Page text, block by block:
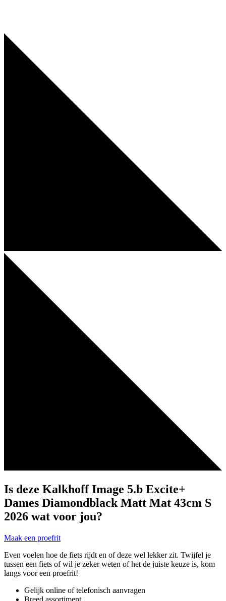
Is deze Kalkhoff Image 5.b Excite+
Dames Diamondblack Matt Mat 43cm S
2026 wat voor jou?
Maak een proefrit
Even voelen hoe de fiets rijdt en of deze wel lekker zit. Twijfel je
tussen een fiets of wil je zeker weten of het de juiste keuze is, kom
langs voor een proefrit!
Gelijk online of telefonisch aanvragen
Breed assortiment